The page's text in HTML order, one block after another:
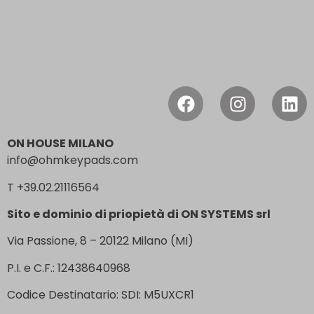
ON HOUSE MILANO
info@ohmkeypads.com
T +39.02.21116564
Sito e dominio di priopietà di ON SYSTEMS srl
Via Passione, 8 – 20122 Milano (MI)
P.I. e C.F.: 12438640968
Codice Destinatario: SDI: M5UXCR1